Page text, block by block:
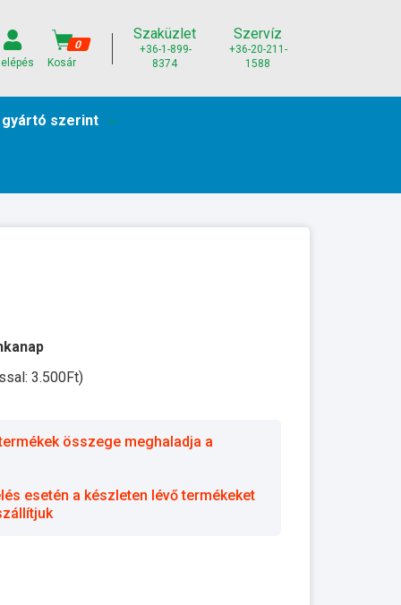
0
Kosár
Szaküzlet
+36-1-899-
8374
Szervíz
+36-20-211-
1588
szerint
3.500Ft)
összege meghaladja a
esetén a készleten lévő termékeket